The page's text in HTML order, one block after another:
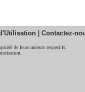
| Contactez-
de leurs auteurs respectifs.